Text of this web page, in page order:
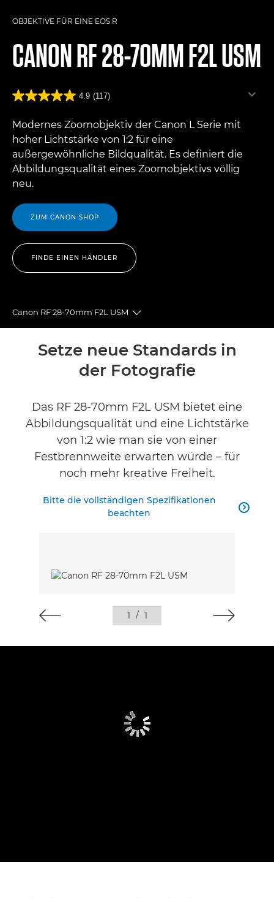
OBJEKTIVE FÜR EINE EOS R
CANONRF 28-70MM F2L USM
4.9 (117)
Modernes Zoomobjektiv der Canon L Serie mit
hoher Lichtstärke von 1:2 für eine
außergewöhnliche Bildqualität. Es definiert die
Abbildungsqualität eines Zoomobjektivs völlig
neu.
ZUM CANON SHOP
FINDE EINEN HÄNDLER
Canon RF 28-70mm F2L USM
Toggle breadcrumbs
Übersicht
Technische Daten
Galerie
Produktbewertungen
Setze neue Standards in
der Fotografie
Das RF 28-70mm F2L USM bietet eine
Abbildungsqualität und eine Lichtstärke
von 1:2 wie man sie von einer
Festbrennweite erwarten würde – für
noch mehr kreative Freiheit.
Bitte die vollständigen Spezifikationen
beachten

1 / 1